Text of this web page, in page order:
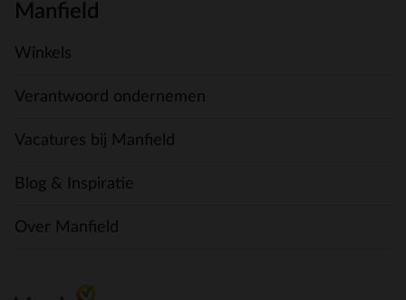
Manfield
Winkels
Verantwoord ondernemen
Vacatures bij Manfield
Blog & Inspiratie
Over Manfield